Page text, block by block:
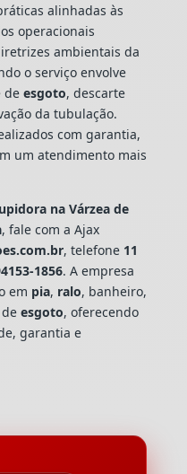
alinhadas às
operacionais
ambientais da
o serviço envolve
de esgoto, descarte
da tubulação.
com garantia,
um atendimento mais
na Várzea de
, fale com a Ajax
, telefone 11
1856. A empresa
em pia, ralo, banheiro,
esgoto, oferecendo
garantia e